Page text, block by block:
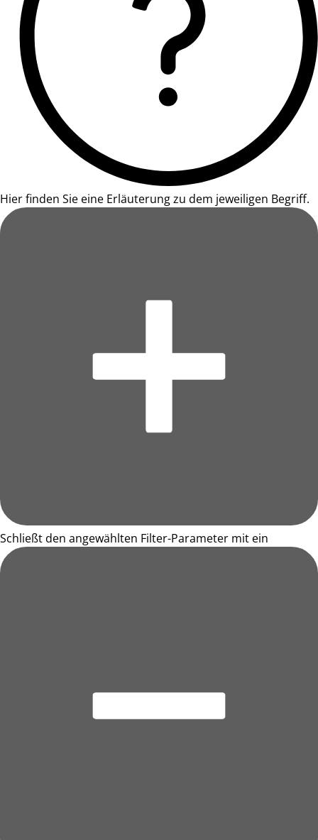
Hier finden Sie eine Erläuterung zu dem jeweiligen Begriff.
Schließt den angewählten Filter-Parameter mit ein